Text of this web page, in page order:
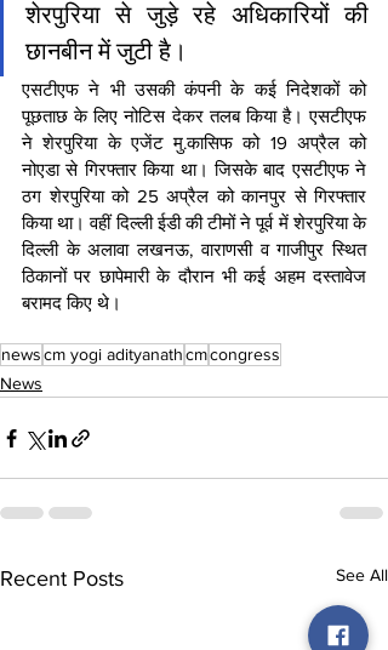
शेरपुरिया से जुड़े रहे अधिकारियों की
छानबीन में जुटी है।
एसटीएफ ने भी उसकी कंपनी के कई निदेशकों को
पूछताछ के लिए नोटिस देकर तलब किया है। एसटीएफ
ने शेरपुरिया के एजेंट मु.कासिफ को 19 अप्रैल को
नोएडा से गिरफ्तार किया था। जिसके बाद एसटीएफ ने
ठग शेरपुरिया को 25 अप्रैल को कानपुर से गिरफ्तार
किया था। वहीं दिल्ली ईडी की टीमों ने पूर्व में शेरपुरिया के
दिल्ली के अलावा लखनऊ, वाराणसी व गाजीपुर स्थित
ठिकानों पर छापेमारी के दौरान भी कई अहम दस्तावेज
बरामद किए थे।
newscm yogi adityanathcmcongress
News
Recent Posts See All